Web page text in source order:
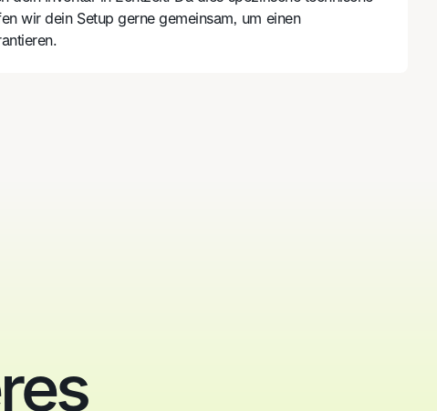
wir dein Setup gerne gemeinsam, um einen